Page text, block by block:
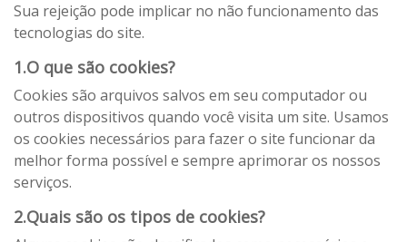
Sua rejeição pode implicar no não funcionamento das
tecnologias do site.
1.O que são cookies?
Cookies são arquivos salvos em seu computador ou
outros dispositivos quando você visita um site. Usamos
os cookies necessários para fazer o site funcionar da
melhor forma possível e sempre aprimorar os nossos
serviços.
2.Quais são os tipos de cookies?